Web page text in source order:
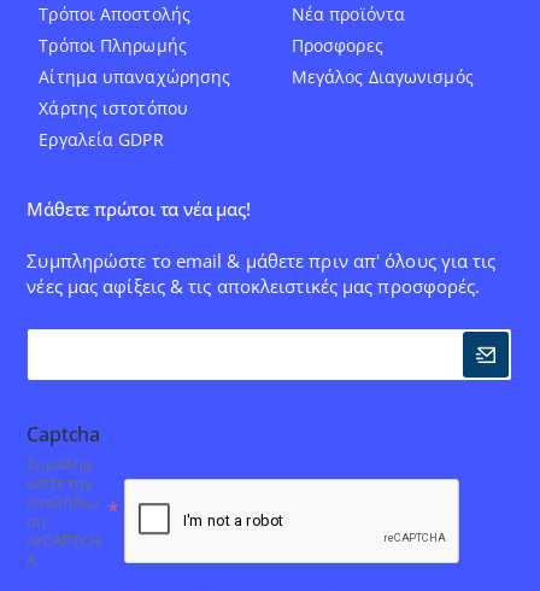
Τρόποι Αποστολής
Τρόποι Πληρωμής
Αίτημα υπαναχώρησης
Χάρτης ιστοτόπου
Εργαλεία GDPR
Νέα προϊόντα
Προσφορες
Μεγάλος Διαγωνισμός
Μάθετε πρώτοι τα νέα μας!
Συμπληρώστε το email & μάθετε πριν απ' όλους για τις
νέες μας αφίξεις & τις αποκλειστικές μας προσφορές.
Captcha
Συμπληρ
ώστε την
επαλήθευ
ση
reCAPTCH
A